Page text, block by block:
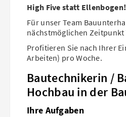
High Five statt Ellenbogen!
Für unser Team
nächstmöglichen Zeitpunkt
Profitieren Sie nach Ihrer
Arbeiten) pro Woche.
Bautechnikerin /
Hochbau in der
Ihre Aufgaben